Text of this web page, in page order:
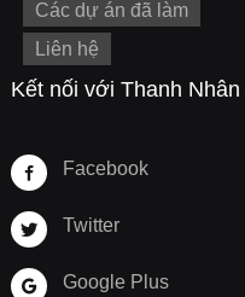
Các dự án đã làm
Liên hệ
Kết nối với Thanh Nhân
Facebook
Twitter
Google Plus